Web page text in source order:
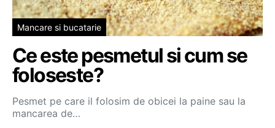
Mancare si bucatarie
Ce este pesmetul si cum se
foloseste?
Pesmet pe care il folosim de obicei la paine sau la
mancarea de…